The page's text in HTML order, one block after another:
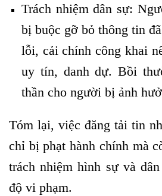
Trách nhiệm dân sự:
bị buộc gỡ bỏ thông tin
lỗi, cải chính công khai
uy tín, danh dự. Bồi
thần cho người bị ảnh
Tóm lại, việc đăng tải tin
chỉ bị phạt hành chính mà
trách nhiệm hình sự và
độ vi phạm.